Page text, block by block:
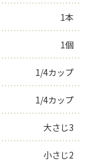
1本
1個
1/4カップ
1/4カップ
大さじ3
小さじ2